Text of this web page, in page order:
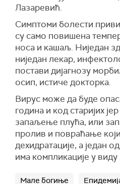
Лазаревић.
Симптоми болести
су само повишена
носа и кашаљ. Ниједан
ниједан лекар,
постави дијагнозу
осип, истиче докторка.
Вирус може да буде
година и код старијих
запаљење плућа, или
пролив и повраћање
дехидратације, а један
има компликације у
Мале богиње